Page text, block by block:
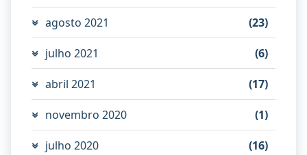
agosto 2021 (23)
julho 2021 (6)
abril 2021 (17)
novembro 2020 (1)
julho 2020 (16)